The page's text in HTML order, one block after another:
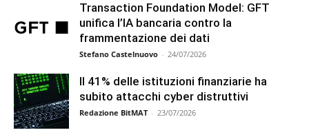
Transaction Foundation Model: GFT
unifica l’IA bancaria contro la
frammentazione dei dati
Stefano Castelnuovo - 24/07/2026
Il 41% delle istituzioni finanziarie ha
subito attacchi cyber distruttivi
Redazione BitMAT - 23/07/2026